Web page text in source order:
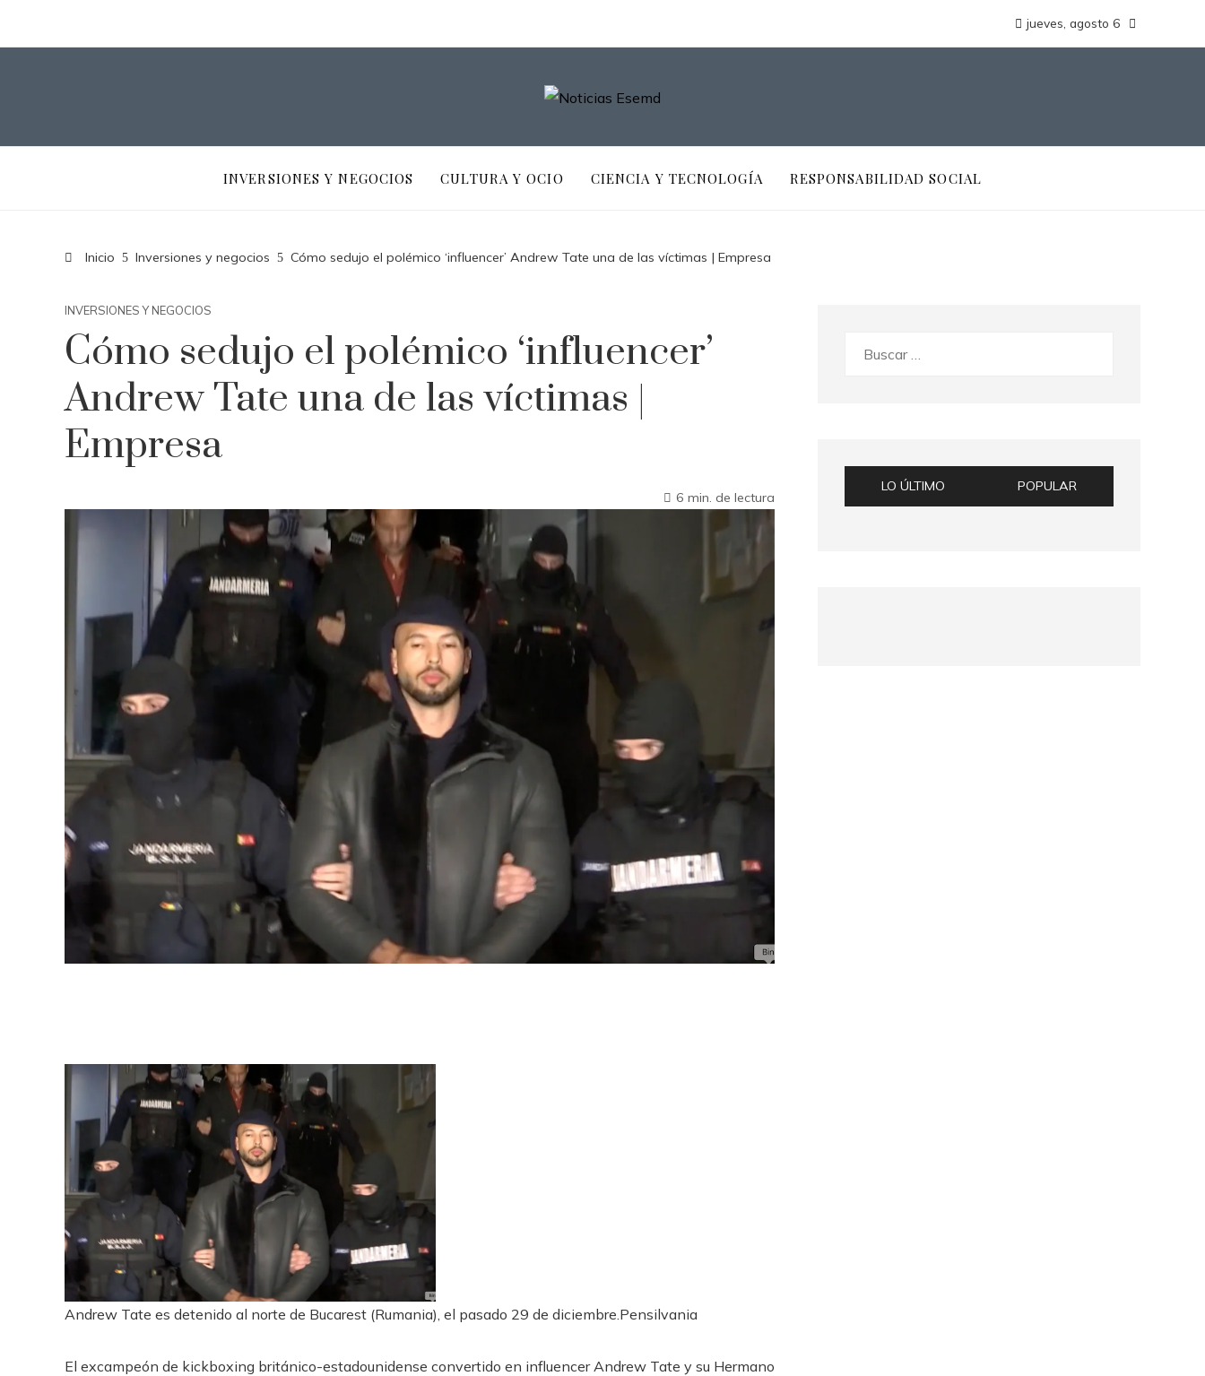
jueves, agosto 6
INVERSIONES Y NEGOCIOS CULTURA Y OCIO CIENCIA Y TECNOLOGÍA RESPONSABILIDAD SOCIAL
Inicio Inversiones y negocios Cómo sedujo el polémico ‘influencer’ Andrew Tate una de las víctimas | Empresa
INVERSIONES Y NEGOCIOS
Cómo sedujo el polémico ‘influencer’
Andrew Tate una de las víctimas |
Empresa
6 min. de lectura
Andrew Tate es detenido al norte de Bucarest (Rumania), el pasado 29 de diciembre. Pensilvania
El excampeón de kickboxing británico-estadounidense convertido en influencer Andrew Tate y su Hermano
LO ÚLTIMO POPULAR